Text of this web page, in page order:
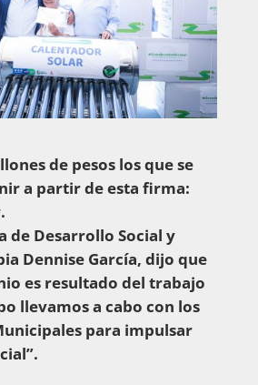
de pesos los que se
a partir de esta firma:
de Desarrollo Social y
Dennise García, dijo que
es resultado del trabajo
llevamos a cabo con los
para impulsar